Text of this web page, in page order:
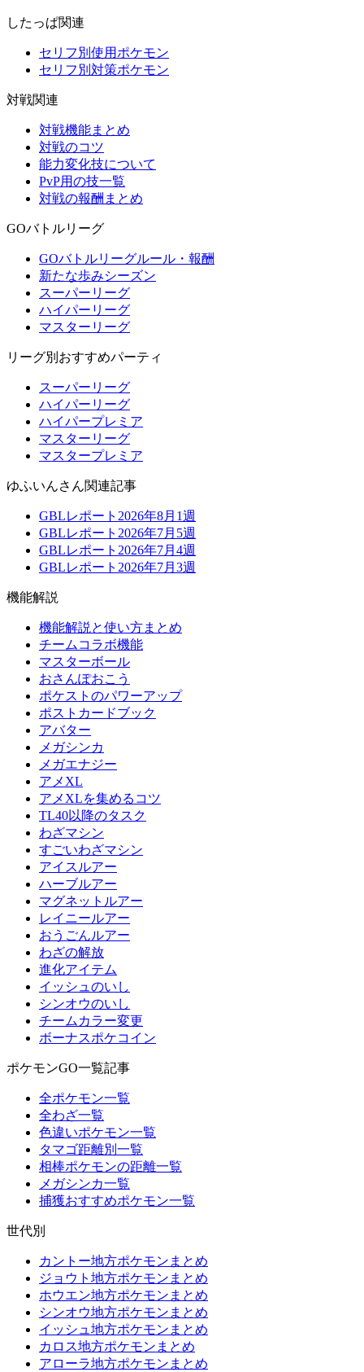
したっぱ関連
セリフ別使用ポケモン
セリフ別対策ポケモン
対戦関連
対戦機能まとめ
対戦のコツ
能力変化技について
PvP用の技一覧
対戦の報酬まとめ
GOバトルリーグ
GOバトルリーグルール・報酬
新たな歩みシーズン
スーパーリーグ
ハイパーリーグ
マスターリーグ
リーグ別おすすめパーティ
スーパーリーグ
ハイパーリーグ
ハイパープレミア
マスターリーグ
マスタープレミア
ゆふいんさん関連記事
GBLレポート2026年8月1週
GBLレポート2026年7月5週
GBLレポート2026年7月4週
GBLレポート2026年7月3週
機能解説
機能解説と使い方まとめ
チームコラボ機能
マスターボール
おさんぽおこう
ポケストのパワーアップ
ポストカードブック
アバター
メガシンカ
メガエナジー
アメXL
アメXLを集めるコツ
TL40以降のタスク
わざマシン
すごいわざマシン
アイスルアー
ハーブルアー
マグネットルアー
レイニールアー
おうごんルアー
わざの解放
進化アイテム
イッシュのいし
シンオウのいし
チームカラー変更
ボーナスポケコイン
ポケモンGO一覧記事
全ポケモン一覧
全わざ一覧
色違いポケモン一覧
タマゴ距離別一覧
相棒ポケモンの距離一覧
メガシンカ一覧
捕獲おすすめポケモン一覧
世代別
カントー地方ポケモンまとめ
ジョウト地方ポケモンまとめ
ホウエン地方ポケモンまとめ
シンオウ地方ポケモンまとめ
イッシュ地方ポケモンまとめ
カロス地方ポケモンまとめ
アローラ地方ポケモンまとめ